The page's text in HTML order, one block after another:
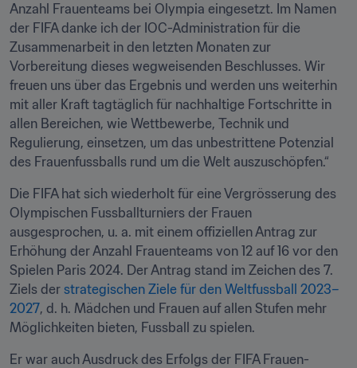
Anzahl Frauenteams bei Olympia eingesetzt. Im Namen
der FIFA danke ich der IOC-Administration für die
Zusammenarbeit in den letzten Monaten zur
Vorbereitung dieses wegweisenden Beschlusses. Wir
freuen uns über das Ergebnis und werden uns weiterhin
mit aller Kraft tagtäglich für nachhaltige Fortschritte in
allen Bereichen, wie Wettbewerbe, Technik und
Regulierung, einsetzen, um das unbestrittene Potenzial
des Frauenfussballs rund um die Welt auszuschöpfen.“
Die FIFA hat sich wiederholt für eine Vergrösserung des
Olympischen Fussballturniers der Frauen
ausgesprochen, u. a. mit einem offiziellen Antrag zur
Erhöhung der Anzahl Frauenteams von 12 auf 16 vor den
Spielen Paris 2024. Der Antrag stand im Zeichen des 7.
Ziels der strategischen Ziele für den Weltfussball 2023–
2027, d. h. Mädchen und Frauen auf allen Stufen mehr
Möglichkeiten bieten, Fussball zu spielen.
Er war auch Ausdruck des Erfolgs der FIFA Frauen-